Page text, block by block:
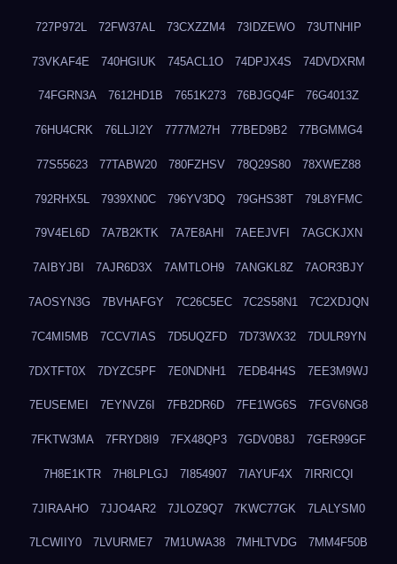
727P972L 72FW37AL 73CXZZM4 73IDZEWO 73UTNHIP
73VKAF4E 740HGIUK 745ACL1O 74DPJX4S 74DVDXRM
74FGRN3A 7612HD1B 7651K273 76BJGQ4F 76G4013Z
76HU4CRK 76LLJI2Y 7777M27H 77BED9B2 77BGMMG4
77S55623 77TABW20 780FZHSV 78Q29S80 78XWEZ88
792RHX5L 7939XN0C 796YV3DQ 79GHS38T 79L8YFMC
79V4EL6D 7A7B2KTK 7A7E8AHI 7AEEJVFI 7AGCKJXN
7AIBYJBI 7AJR6D3X 7AMTLOH9 7ANGKL8Z 7AOR3BJY
7AOSYN3G 7BVHAFGY 7C26C5EC 7C2S58N1 7C2XDJQN
7C4MI5MB 7CCV7IAS 7D5UQZFD 7D73WX32 7DULR9YN
7DXTFT0X 7DYZC5PF 7E0NDNH1 7EDB4H4S 7EE3M9WJ
7EUSEMEI 7EYNVZ6I 7FB2DR6D 7FE1WG6S 7FGV6NG8
7FKTW3MA 7FRYD8I9 7FX48QP3 7GDV0B8J 7GER99GF
7H8E1KTR 7H8LPLGJ 7I854907 7IAYUF4X 7IRRICQI
7JIRAAHO 7JJO4AR2 7JLOZ9Q7 7KWC77GK 7LALYSM0
7LCWIIY0 7LVURME7 7M1UWA38 7MHLTVDG 7MM4F50B